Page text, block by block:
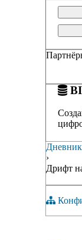
›
Дрифт